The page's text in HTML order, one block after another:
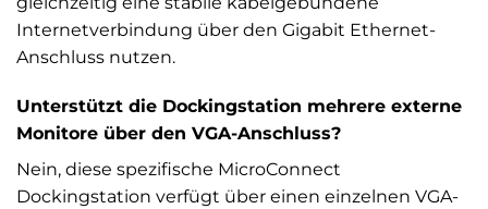
Internetverbindung über den Gigabit Ethernet-
Anschluss nutzen.
Unterstützt die Dockingstation mehrere externe
Monitore über den VGA-Anschluss?
Nein, diese spezifische MicroConnect
Dockingstation verfügt über einen einzelnen VGA-